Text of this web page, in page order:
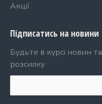
Акції
Підписатись на новини
Будьте в курсі новин
розсилку